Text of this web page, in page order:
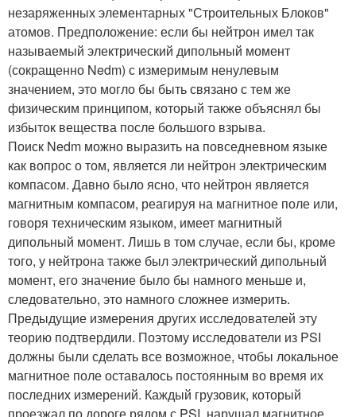
незаряженных элементарных "Строительных Блоков"
атомов. Предположение: если бы нейтрон имел так
называемый электрический дипольный момент
(сокращенно Nedm) с измеримым ненулевым
значением, это могло бы быть связано с тем же
физическим принципом, который также объяснял бы
избыток вещества после большого взрыва.
Поиск Nedm можно выразить на повседневном языке
как вопрос о том, является ли нейтрон электрическим
компасом. Давно было ясно, что нейтрон является
магнитным компасом, реагируя на магнитное поле или,
говоря техническим языком, имеет магнитный
дипольный момент. Лишь в том случае, если бы, кроме
того, у нейтрона также был электрический дипольный
момент, его значение было бы намного меньше и,
следовательно, это намного сложнее измерить.
Предыдущие измерения других исследователей эту
теорию подтвердили. Поэтому исследователи из PSI
должны были сделать все возможное, чтобы локальное
магнитное поле оставалось постоянным во время их
последних измерений. Каждый грузовик, который
проезжал по дороге рядом с PSI, нарушал магнитное